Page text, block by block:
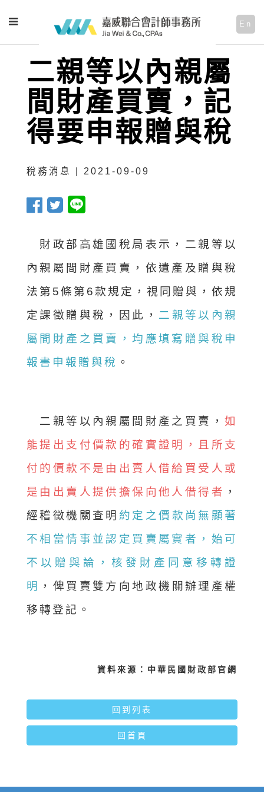
En
二親等以內親屬
間財產買賣，記
得要申報贈與稅
稅務消息 | 2021-09-09
財政部高雄國稅局表示，二親等以
內親屬間財產買賣，依遺產及贈與稅
法第5條第6款規定，視同贈與，依規
定課徵贈與稅，因此， 二親等以內親
屬間財產之買賣，均應填寫贈與稅申
報書申報贈與稅 。
二親等以內親屬間財產之買賣，如
能提出支付價款的確實證明，且所支
付的價款不是由出賣人借給買受人或
是由出賣人提供擔保向他人借得者 ，
經稽徵機關查明 約定之價款尚無顯著
不相當情事並認定買賣屬實者，始可
不以贈與論，核發財產同意移轉證
明
，俾買賣雙方向地政機關辦理產權
移轉登記。
資料來源：中華民國財政部官網
回到列表
回首頁